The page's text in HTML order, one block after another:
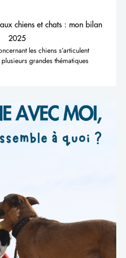
chiens et chats : mon bilan
2025
les chiens s’articulent
grandes thématiques